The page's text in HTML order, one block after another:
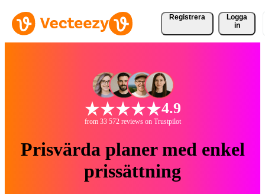
Registrera
Logga
in
4.9
from 33 572 reviews on Trustpilot
Prisvärda planer med enkel
prissättning